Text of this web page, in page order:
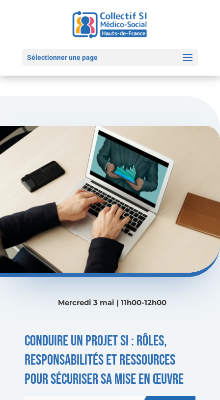
Sélectionner une page
Mercredi 3 mai | 11h00-12h00
Conduire un projet SI : rôles,
responsabilités et ressources
pour sécuriser sa mise en œuvre